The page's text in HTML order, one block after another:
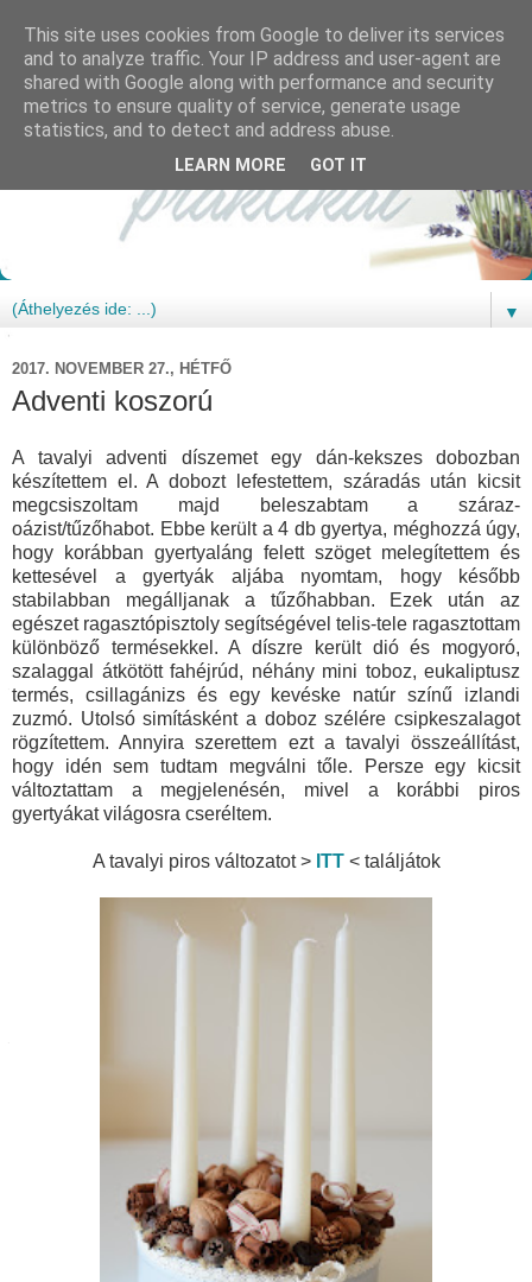
▼
2017. NOVEMBER 27., HÉTFŐ
Adventi koszorú
A tavalyi adventi díszemet egy dán-kekszes dobozban
készítettem el. A dobozt lefestettem, száradás után kicsit
megcsiszoltam majd beleszabtam a száraz-
oázist/tűzőhabot. Ebbe került a 4 db gyertya, méghozzá úgy,
hogy korábban gyertyaláng felett szöget melegítettem és
kettesével a gyertyák aljába nyomtam, hogy később
stabilabban megálljanak a tűzőhabban. Ezek után az
egészet ragasztópisztoly segítségével telis-tele ragasztottam
különböző termésekkel. A díszre került dió és mogyoró,
szalaggal átkötött fahéjrúd, néhány mini toboz, eukaliptusz
termés, csillagánizs és egy kevéske natúr színű izlandi
zuzmó. Utolsó simításként a doboz szélére csipkeszalagot
rögzítettem. Annyira szerettem ezt a tavalyi összeállítást,
hogy idén sem tudtam megválni tőle. Persze egy kicsit
változtattam a megjelenésén, mivel a korábbi piros
gyertyákat világosra cseréltem.
A tavalyi piros változatot > ITT< találjátok
This site uses cookies from Google to deliver its services
and to analyze traffic. Your IP address and user-agent are
shared with Google along with performance and security
metrics to ensure quality of service, generate usage
statistics, and to detect and address abuse.
LEARN MORE GOT IT